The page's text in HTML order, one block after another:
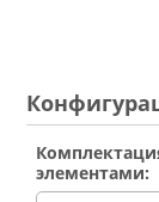
элементами: